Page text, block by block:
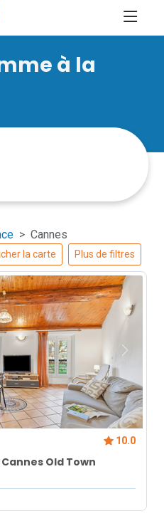
à la
Cannes
la carte Plus de filtres
10.0
Old Town